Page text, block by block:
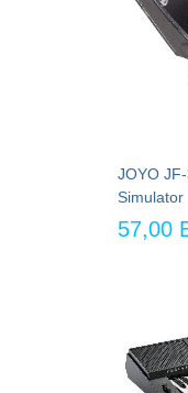
JOYO
Simulator
57,00